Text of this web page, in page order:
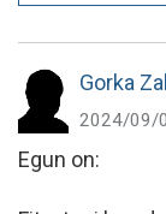
Gorka
2024/09/
Egun on: